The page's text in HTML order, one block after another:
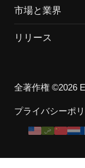
市場と業界
リリース
全著作権 ©2026
プライバシーポ